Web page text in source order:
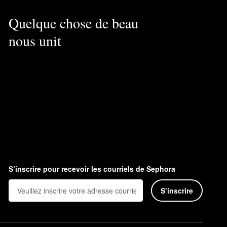
Quelque chose de beau
nous unit
S’inscrire pour recevoir les courriels de Sephora
S’inscrire